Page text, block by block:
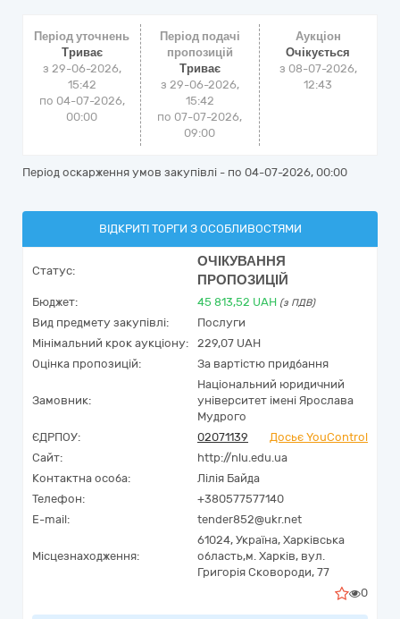
Період уточнень
Триває
з 29-06-2026,
15:42
по 04-07-2026,
00:00
Період подачі
пропозицій
Триває
з 29-06-2026,
15:42
по 07-07-2026,
09:00
Аукціон
Очікується
з 08-07-2026,
12:43
Період оскарження умов закупівлі - по 04-07-2026, 00:00
ВІДКРИТІ ТОРГИ З ОСОБЛИВОСТЯМИ
Статус:
ОЧІКУВАННЯ
ПРОПОЗИЦІЙ
Бюджет: 45 813,52 UAH (з ПДВ)
Вид предмету закупівлі:
Послуги
Мінімальний крок аукціону:
229,07 UAH
Оцінка пропозицій:
За вартістю придбання
Замовник:
Національний юридичний
університет імені Ярослава
Мудрого
ЄДРПОУ:
02071139
Досьє YouControl
Сайт:
http://nlu.edu.ua
Контактна особа:
Лілія Байда
Телефон:
+380577577140
E-mail:
tender852@ukr.net
Місцезнаходження:
61024, Україна, Харківська
область,м. Харків, вул.
Григорія Сковороди, 77
0